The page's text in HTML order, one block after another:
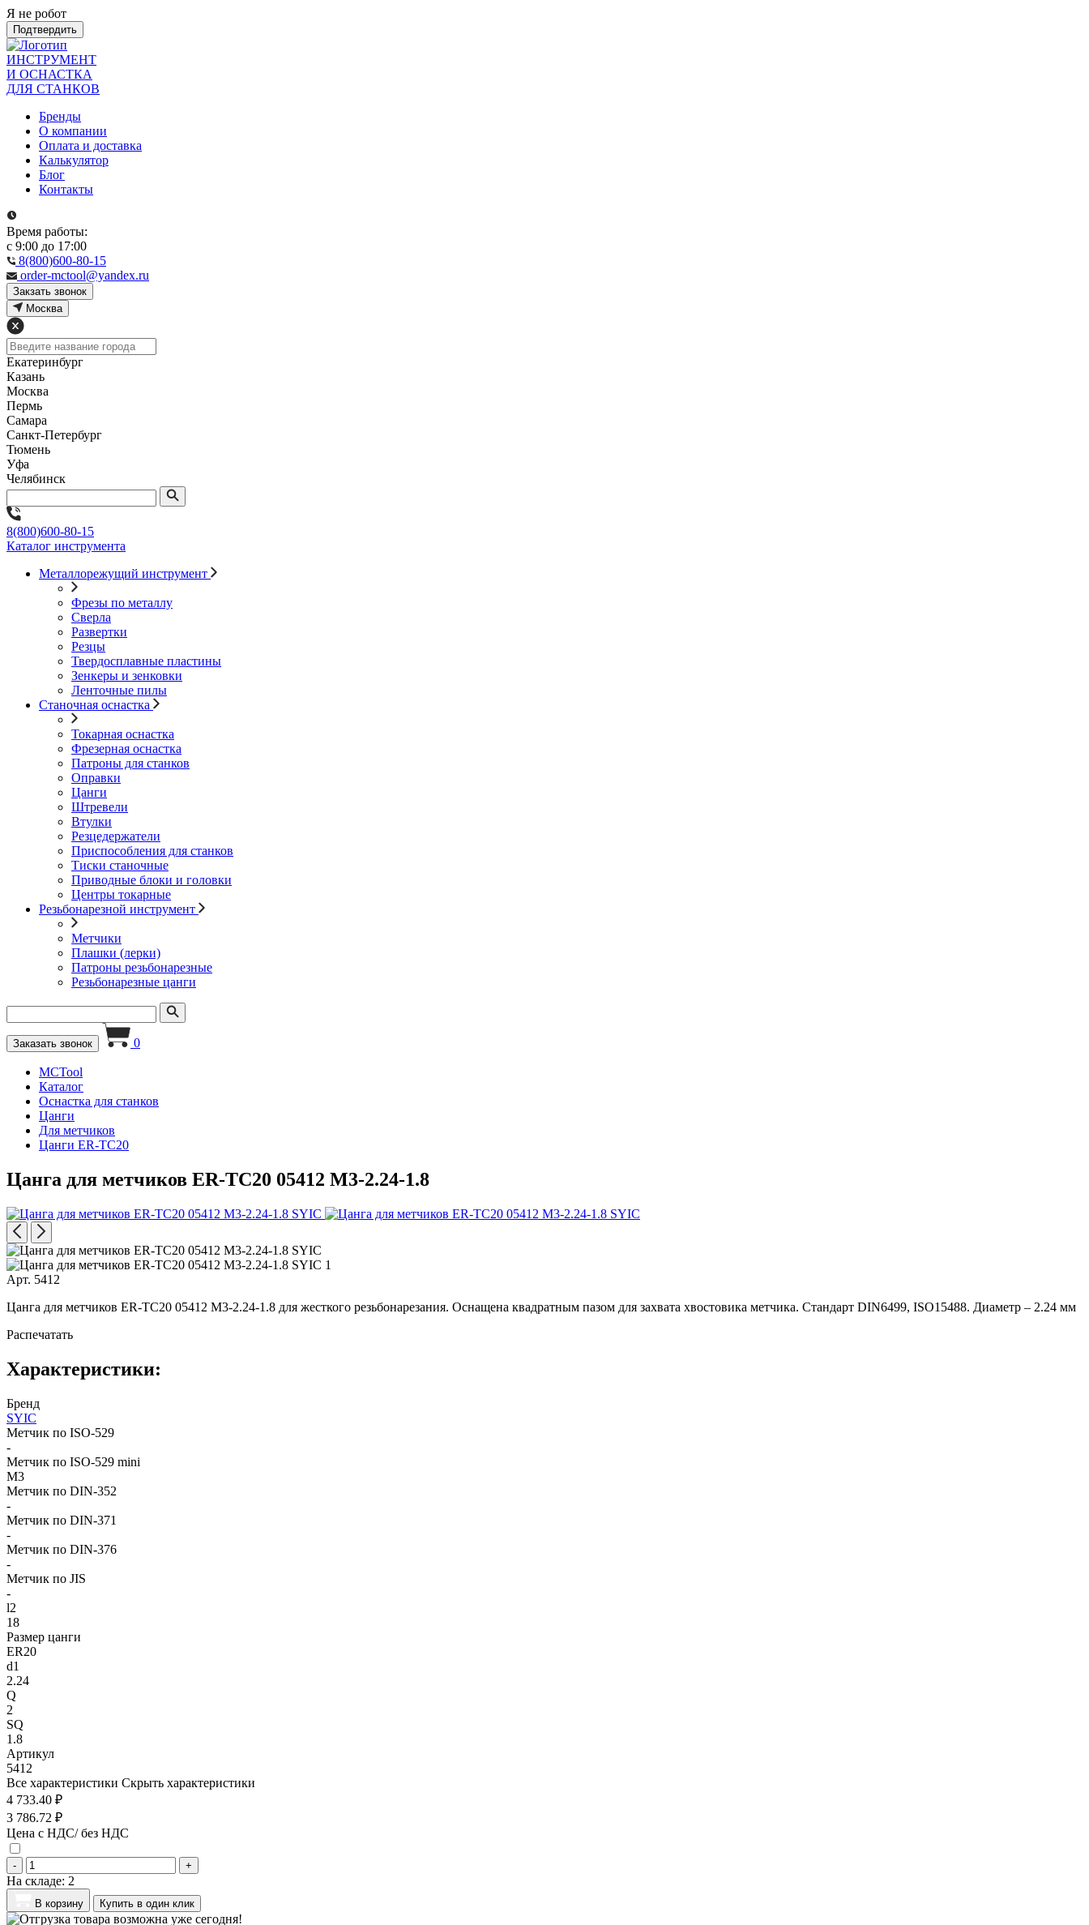
Я не робот
Подтвердить
ИНСТРУМЕНТ
И ОСНАСТКА
ДЛЯ СТАНКОВ
Бренды
О компании
Оплата и доставка
Калькулятор
Блог
Контакты
Время работы:
с 9:00 до 17:00
8(800)600-80-15
order-mctool@yandex.ru
Закзать звонок
Москва
Екатеринбург
Казань
Москва
Пермь
Самара
Санкт-Петербург
Тюмень
Уфа
Челябинск
8(800)600-80-15
Каталог инструмента
Металлорежущий инструмент
Фрезы по металлу
Сверла
Развертки
Резцы
Твердосплавные пластины
Зенкеры и зенковки
Ленточные пилы
Станочная оснастка
Токарная оснастка
Фрезерная оснастка
Патроны для станков
Оправки
Цанги
Штревели
Втулки
Резцедержатели
Приспособления для станков
Тиски станочные
Приводные блоки и головки
Центры токарные
Резьбонарезной инструмент
Метчики
Плашки (лерки)
Патроны резьбонарезные
Резьбонарезные цанги
Заказать звонок 0
MCTool
Каталог
Оснастка для станков
Цанги
Для метчиков
Цанги ER-TC20
Цанга для метчиков ER-TC20 05412 M3-2.24-1.8
Арт. 5412
Цанга для метчиков ER-TC20 05412 M3-2.24-1.8 для жесткого резьбонарезания. Оснащена квадратным пазом для захвата хвостовика метчика. Стандарт DIN6499, ISO15488. Диаметр – 2.24 мм
Распечатать
Характеристики:
Бренд
SYIC
Метчик по ISO-529
-
Метчик по ISO-529 mini
M3
Метчик по DIN-352
-
Метчик по DIN-371
-
Метчик по DIN-376
-
Метчик по JIS
-
l2
18
Размер цанги
ER20
d1
2.24
Q
2
SQ
1.8
Артикул
5412
Все характеристики Скрыть характеристики
4 733.40 ₽
3 786.72 ₽
Цена с НДС/ без НДС
- +
На складе: 2
В корзину Купить в один клик